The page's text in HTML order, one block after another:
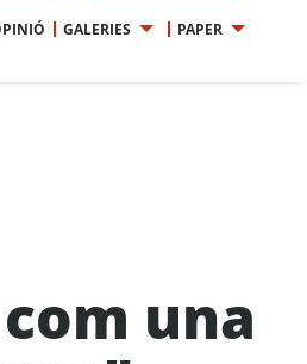
GALERIES PAPER
una